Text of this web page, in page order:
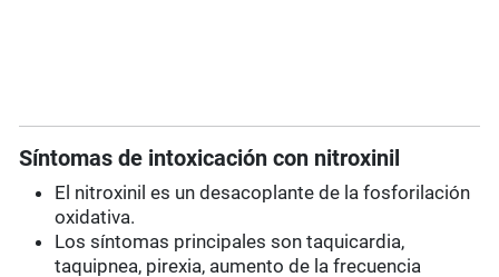
Síntomas de intoxicación con nitroxinil
El nitroxinil es un desacoplante de la fosforilación
oxidativa.
Los síntomas principales son taquicardia,
taquipnea, pirexia, aumento de la frecuencia